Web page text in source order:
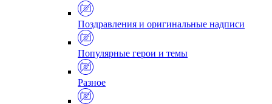
Поздравления и оригинальные надписи
Популярные герои и темы
Разное